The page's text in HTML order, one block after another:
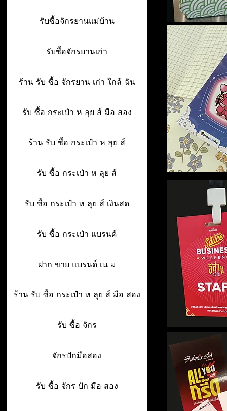
รับซื้อจักรยานแม่บ้าน
รับซื้อจักรยานเก่า
ร้าน รับ ซื้อ จักรยาน เก่า ใกล้ ฉัน
รับ ซื้อ กระเป๋า ห ลุย ส์ มือ สอง
ร้าน รับ ซื้อ กระเป๋า ห ลุย ส์
รับ ซื้อ กระเป๋า ห ลุย ส์
รับ ซื้อ กระเป๋า ห ลุย ส์ เงินสด
รับ ซื้อ กระเป๋า แบรนด์
ฝาก ขาย แบรนด์ เน ม
ร้าน รับ ซื้อ กระเป๋า ห ลุย ส์ มือ สอง
รับ ซื้อ จักร
จักรปักมือสอง
รับ ซื้อ จักร ปัก มือ สอง